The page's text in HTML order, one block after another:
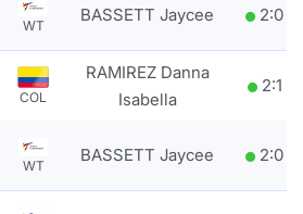
WT
BASSETT Jaycee 2:0
COL
RAMIREZ Danna
Isabella
2:1
WT
BASSETT Jaycee 2:0